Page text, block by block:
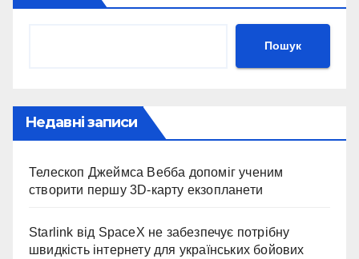
Пошук
Недавні записи
Телескоп Джеймса Вебба допоміг ученим
створити першу 3D-карту екзопланети
Starlink від SpaceX не забезпечує потрібну
швидкість інтернету для українських бойових